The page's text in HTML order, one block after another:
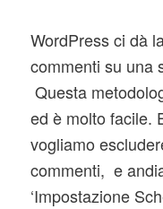
WordPress ci dà
commenti su una
Questa
ed è molto facile.
vogliamo
commenti, e
‘Impostazione